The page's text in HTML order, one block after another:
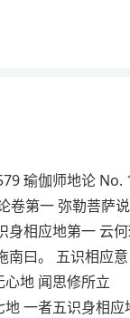
瑜伽师地论 No.
卷第一 弥勒菩萨
相应地第一 云
南曰。 五识相
地 闻思修所立
者五识身相应